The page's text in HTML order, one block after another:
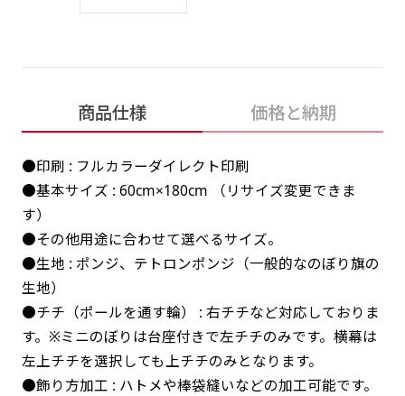
商品仕様 価格と納期
●印刷 : フルカラーダイレクト印刷
●基本サイズ : 60cm×180cm （リサイズ変更できま
す）
●その他用途に合わせて選べるサイズ。
●生地 : ポンジ、テトロンポンジ（一般的なのぼり旗の
生地）
●チチ（ポールを通す輪） : 右チチなど対応しておりま
す。※ミニのぼりは台座付きで左チチのみです。横幕は
左上チチを選択しても上チチのみとなります。
●飾り方加工 : ハトメや棒袋縫いなどの加工可能です。
ご購入時の案内にそって、デザイン画のファ
文字だけのぼり［ +1,298円 ］
ご購入時の案内に沿って、文字をご指定くだ
さい。
］
弊社よりJPG画像をお送りします。ご確認のお
返事を頂いたあとに製作開始いたします。
返事を頂いたあとに製作開始いたします。
ロゴ有り名入れ［ +1,498円］
ご購入時の案内にそって、デザイン画のファ
イルまたは、文章でお知らせください。
ロゴ有り名入れ（要画像確認）［ +1,798
弊社よりJPG画像をお送りします。ご確認のお
返事を頂いたあとに製作開始いたします。
デザインアレンジ［ +2,498円 ］
デザインの色や文字等が変更いただけます。
コンパクト(45x150)
えてきました。
コンビニさんなどで多いです。 お店の外観の邪魔
ハーフ(30x90)
コンパクト(150x45)
えてきました。
コンビニさんなどで多いです。 お店の外観の邪魔
ハーフ(90x30)
タペストリー
※パイプ紐付き※備考欄に要望をお書きください
Aバナー用チチ